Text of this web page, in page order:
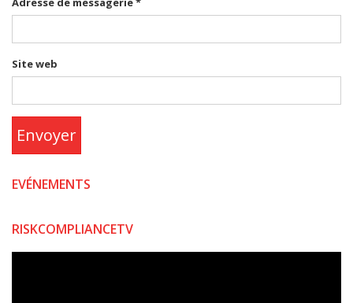
Site web
Envoyer
EVÉNEMENTS
RISKCOMPLIANCETV